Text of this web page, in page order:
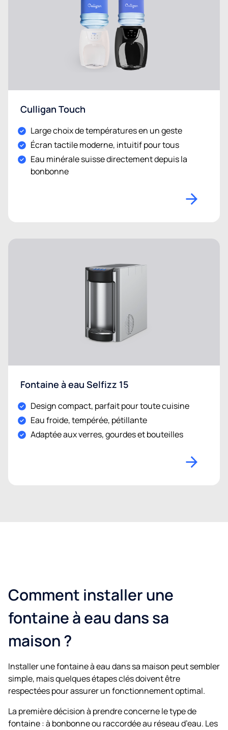
Culligan Touch
Large choix de températures en un geste
Écran tactile moderne, intuitif pour tous
Eau minérale suisse directement depuis la
bonbonne
Fontaine à eau Selfizz 15
Design compact, parfait pour toute cuisine
Eau froide, tempérée, pétillante
Adaptée aux verres, gourdes et bouteilles
Comment installer une
fontaine à eau dans sa
maison ?
Installer une fontaine à eau dans sa maison peut sembler
simple, mais quelques étapes clés doivent être
respectées pour assurer un fonctionnement optimal.
La première décision à prendre concerne le type de
fontaine : à bonbonne ou raccordée au réseau d’eau. Les